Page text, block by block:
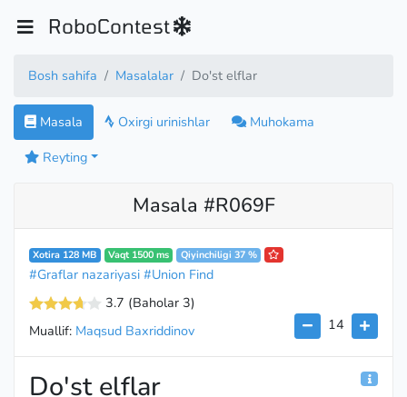
RoboContest
Bosh sahifa Masalalar Do'st elflar
Masala Oxirgi urinishlar
Muhokama
Reyting
Masala #R069F
Xotira 128 MB Vaqt 1500 ms Qiyinchiligi 37 %
#Graflar nazariyasi #Union Find
3.7 (Baholar 3)
14
Muallif: Maqsud Baxriddinov
Do'st elflar